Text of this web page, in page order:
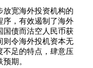
放宽海外投资机构的
序，有效遏制了海外
国债而沽空人民币获
则令海外投机资本无
不足的特点，肆意压
期。